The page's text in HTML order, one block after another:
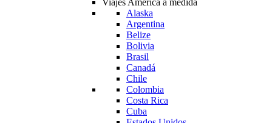
Viajes América a medida
Alaska
Argentina
Belize
Bolivia
Brasil
Canadá
Chile
Colombia
Costa Rica
Cuba